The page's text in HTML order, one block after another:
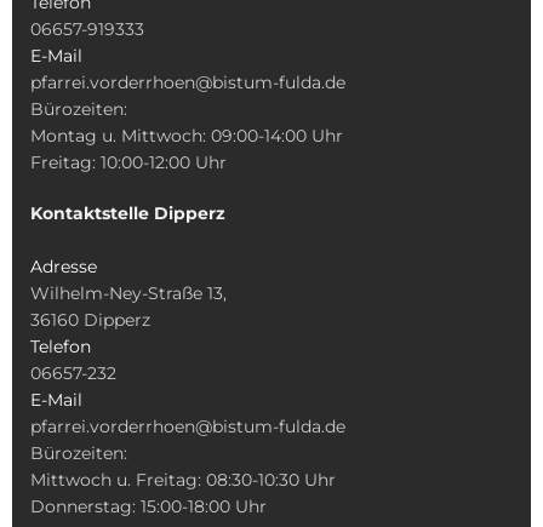
06657-919333
E-Mail
pfarrei.vorderrhoen@bistum-fulda.de
Bürozeiten:
Montag u. Mittwoch: 09:00-14:00 Uhr
Freitag: 10:00-12:00 Uhr
Kontaktstelle Dipperz
Adresse
Wilhelm-Ney-Straße 13,
36160 Dipperz
Telefon
06657-232
E-Mail
pfarrei.vorderrhoen@bistum-fulda.de
Bürozeiten:
Mittwoch u. Freitag: 08:30-10:30 Uhr
Donnerstag: 15:00-18:00 Uhr